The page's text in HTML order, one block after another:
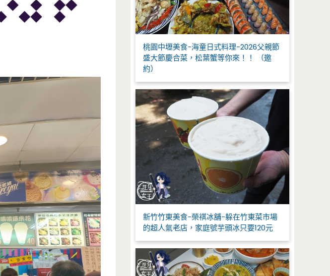
桃園中壢美食-海童日式料理-2026父親節
盛大節慶合菜，松葉蟹等你來！！ （邀
約）
新竹竹東美食-榮祺冰舖-躲在竹東菜市場
的超人氣老店，家庭號芋頭冰只要120元